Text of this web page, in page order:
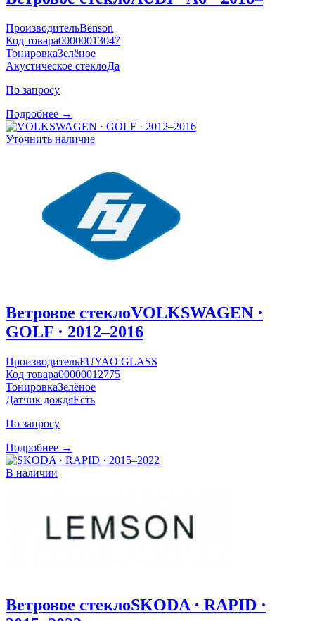
ПроизводительBenson
Код товара00000013047
ТонировкаЗелёное
Акустическое стеклоДа
По запросу
Подробнее →
Уточнить наличие
Ветровое стеклоVOLKSWAGEN ·
GOLF · 2012–2016
ПроизводительFUYAO GLASS
Код товара00000012775
ТонировкаЗелёное
Датчик дождяЕсть
По запросу
Подробнее →
В наличии
Ветровое стеклоSKODA · RAPID ·